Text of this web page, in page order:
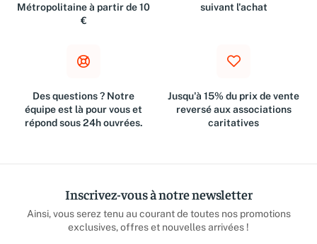
Métropolitaine à partir de 10
€
suivant l'achat
Des questions ? Notre
équipe est là pour vous et
répond sous 24h ouvrées.
Jusqu'à 15% du prix de vente
reversé aux associations
caritatives
Inscrivez-vous à notre newsletter
Ainsi, vous serez tenu au courant de toutes nos promotions
exclusives, offres et nouvelles arrivées !